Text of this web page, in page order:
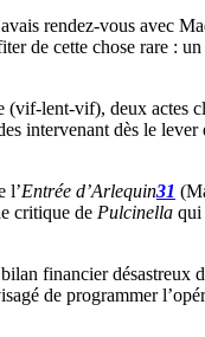
rendez-vous avec
de cette chose rare :
(vif-lent-vif), deux actes
intervenant dès le lever
l’Entrée d’Arlequin31
critique de Pulcinella qui
financier désastreux
de programmer